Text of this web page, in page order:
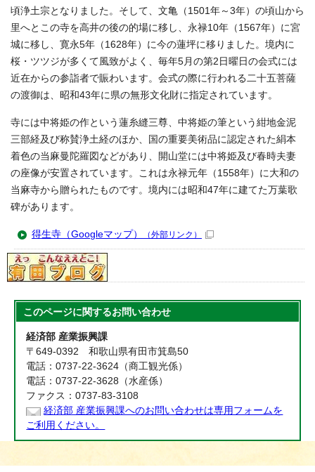
頃浄土宗となりました。そして、文亀（1501年～3年）の頃山から
里へとこの寺を高井の後の的場に移し、永禄10年（1567年）に宮
城に移し、寛永5年（1628年）に今の蓮坪に移りました。境内に
桜・ツツジが多くて風致がよく、毎年5月の第2日曜日の会式には
近在からの参詣者で賑わいます。会式の際に行われる二十五菩薩
の渡御は、昭和43年に県の無形文化財に指定されています。
寺には中将姫の作という蓮糸縫三尊、中将姫の筆という紺地金泥
三部経及び称賛浄土経のほか、国の重要美術品に認定された絹本
着色の当麻曼陀羅図などがあり、開山堂には中将姫及び春時夫妻
の座像が安置されています。これは永禄元年（1558年）に大和の
当麻寺から贈られたものです。境内には昭和47年に建てた万葉歌
碑があります。
得生寺（Googleマップ） （外部リンク）
このページに関するお問い合わせ
経済部 産業振興課
〒649-0392 和歌山県有田市箕島50
電話：0737-22-3624（商工観光係）
電話：0737-22-3628（水産係）
ファクス：0737-83-3108
経済部 産業振興課へのお問い合わせは専用フォームを
ご利用ください。